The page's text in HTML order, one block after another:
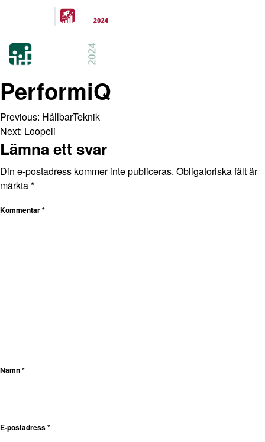
PerformiQ
Previous: HållbarTeknik
Next: Loopeli
Lämna ett svar
Din e-postadress kommer inte publiceras. Obligatoriska fält är
märkta*
Kommentar*
Namn*
E-postadress*